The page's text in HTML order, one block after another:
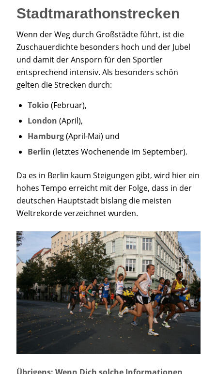
Stadtmarathonstrecken
Wenn der Weg durch Großstädte führt, ist die
Zuschauerdichte besonders hoch und der Jubel
und damit der Ansporn für den Sportler
entsprechend intensiv. Als besonders schön
gelten die Strecken durch:
Tokio(Februar),
London (April),
Hamburg(April-Mai) und
Berlin (letztes Wochenende im September).
Da es in Berlin kaum Steigungen gibt, wird hier ein
hohes Tempo erreicht mit der Folge, dass in der
deutschen Hauptstadt bislang die meisten
Weltrekorde verzeichnet wurden.